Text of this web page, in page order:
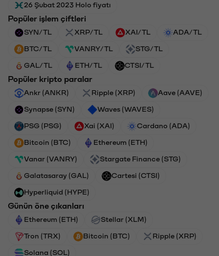
26 Şubat 2023 Holo fiyatı
Popüler işlem çiftleri
SYN/TL XRP/TL XAI/TL ADA/TL
BTC/TL VANRY/TL STG/TL
GAL/TL ETH/TL CTSI/TL
Popüler kripto paralar
Ankr (ANKR) Ripple (XRP) Aave (AAVE)
Synapse (SYN) Waves (WAVES)
PSG (PSG) Xai (XAI) Cardano (ADA)
Bitcoin (BTC) Ethereum (ETH)
Vanar (VANRY) Stargate Finance (STG)
Galatasaray (GAL) Cartesi (CTSI)
Hyperliquid (HYPE)
Günün öne çıkanları
Ethereum (ETH) Stellar (XLM)
Tron (TRX) Bitcoin (BTC) Ripple (XRP)
Solana (SOL)